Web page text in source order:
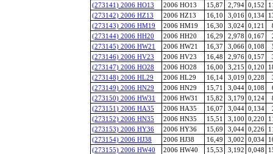
(273141) 2006 HO13
2006 HO13 15,87 2,794 0,152
(273142) 2006 HZ13
2006 HZ13 16,10 3,016 0,134
(273143) 2006 HM19
2006 HM19 16,30 3,024 0,121
(273144) 2006 HH20
2006 HH20 16,29 2,978 0,167
(273145) 2006 HW21
2006 HW21 16,37 3,066 0,108
(273146) 2006 HV23
2006 HV23 16,48 2,976 0,157
(273147) 2006 HO28
2006 HO28 16,00 3,215 0,120
(273148) 2006 HL29
2006 HL29 16,14 3,019 0,228
(273149) 2006 HN29
2006 HN29 15,71 3,044 0,108
(273150) 2006 HW31
2006 HW31 15,82 3,179 0,124
(273151) 2006 HA35
2006 HA35 16,07 3,044 0,134
(273152) 2006 HN35
2006 HN35 15,51 3,100 0,220
(273153) 2006 HY36
2006 HY36 15,69 3,044 0,226
(273154) 2006 HJ38
2006 HJ38 16,49 3,002 0,034
(273155) 2006 HW40
2006 HW40 15,53 3,192 0,048